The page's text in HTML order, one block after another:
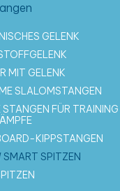
GELENK
MIT GELENK
SLALOMSTANGEN
STANGEN FÜR
KIPPSTANGEN
SMART SPITZEN